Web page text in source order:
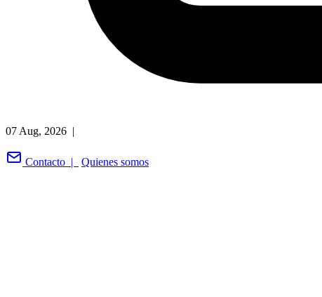
07 Aug, 2026 |
Contacto | Quienes somos